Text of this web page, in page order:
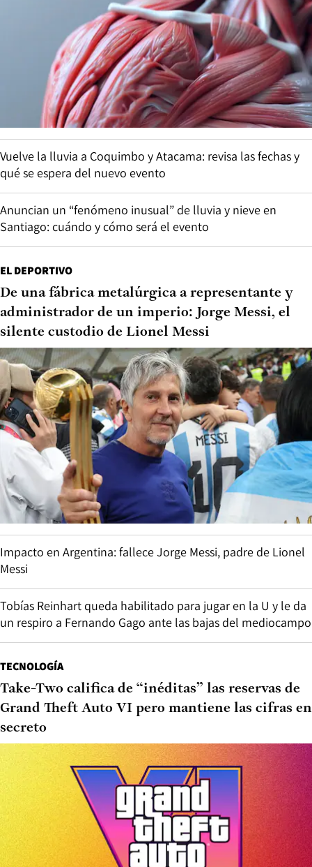
Vuelve la lluvia a Coquimbo y Atacama: revisa las fechas y
qué se espera del nuevo evento
Anuncian un “fenómeno inusual” de lluvia y nieve en
Santiago: cuándo y cómo será el evento
EL DEPORTIVO
De una fábrica metalúrgica a representante y
administrador de un imperio: Jorge Messi, el
silente custodio de Lionel Messi
Impacto en Argentina: fallece Jorge Messi, padre de Lionel
Messi
Tobías Reinhart queda habilitado para jugar en la U y le da
un respiro a Fernando Gago ante las bajas del mediocampo
TECNOLOGÍA
Take-Two califica de “inéditas” las reservas de
Grand Theft Auto VI pero mantiene las cifras en
secreto